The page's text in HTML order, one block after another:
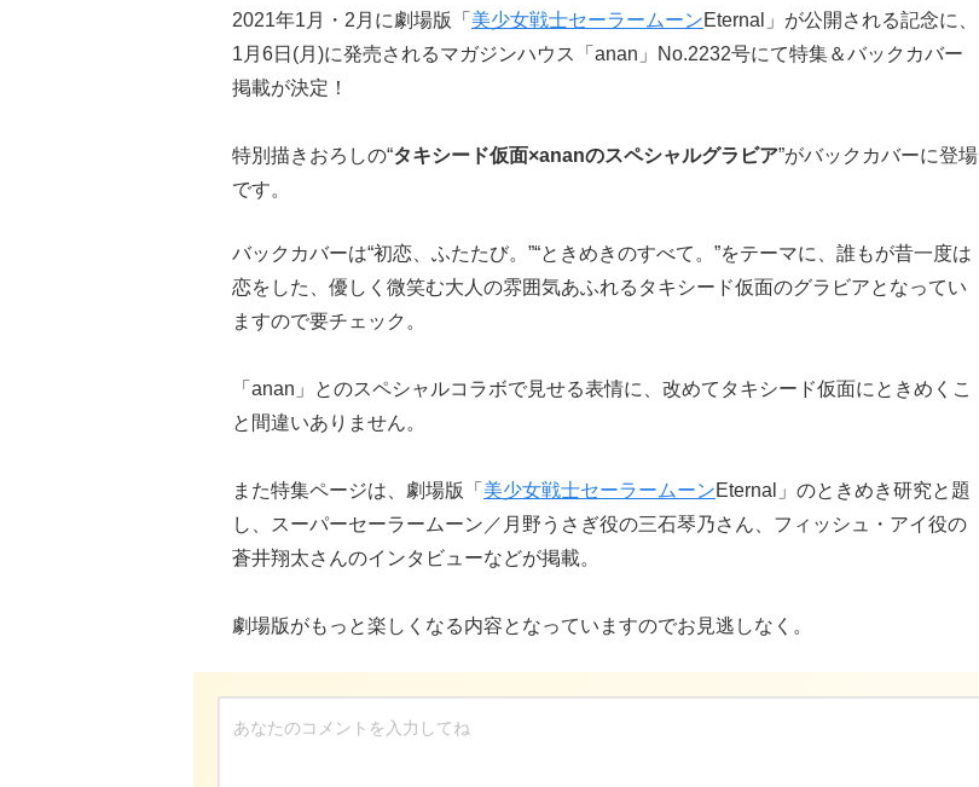
2021年1月・2月に劇場版「 美少女戦士セーラームーンEternal」が公開される記念に、
1月6日(月)に発売されるマガジンハウス「anan」No.2232号にて特集＆バックカバー
掲載が決定！
特別描きおろしの“タキシード仮面×ananのスペシャルグラビア”がバックカバーに登場
です。
バックカバーは“初恋、ふたたび。”“ときめきのすべて。”をテーマに、誰もが昔一度は
恋をした、優しく微笑む大人の雰囲気あふれるタキシード仮面のグラビアとなってい
ますので要チェック。
「anan」とのスペシャルコラボで見せる表情に、改めてタキシード仮面にときめくこ
と間違いありません。
また特集ページは、劇場版「 美少女戦士セーラームーンEternal」のときめき研究と題
し、スーパーセーラームーン／月野うさぎ役の三石琴乃さん、フィッシュ・アイ役の
蒼井翔太さんのインタビューなどが掲載。
劇場版がもっと楽しくなる内容となっていますのでお見逃しなく。